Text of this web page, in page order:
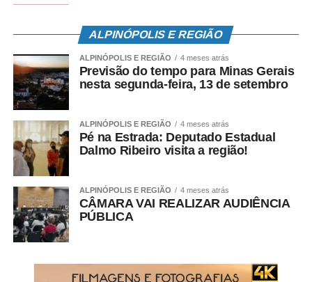
ALPINÓPOLIS E REGIÃO
ALPINÓPOLIS E REGIÃO 4 meses atrás
Previsão do tempo para Minas Gerais
nesta segunda-feira, 13 de setembro
ALPINÓPOLIS E REGIÃO 4 meses atrás
Pé na Estrada: Deputado Estadual
Dalmo Ribeiro visita a região!
ALPINÓPOLIS E REGIÃO 4 meses atrás
CÂMARA VAI REALIZAR AUDIÊNCIA
PÚBLICA